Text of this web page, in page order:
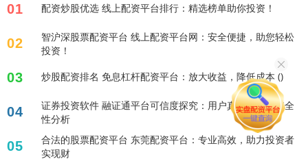
01 配资炒股优选 线上配资平台排行：精选榜单助你投资！
02
智沪深股票配资平台 线上配资平台网：安全便捷，助您轻松
投资！
03 炒股配资排名 免息杠杆配资平台：放大收益，降低成本 ()
04
证券投资软件 融证通平台可信度探究：用户真实评价与安全
性分析
05
合法的股票配资平台 东莞配资平台：专业高效，助力投资者
实现财